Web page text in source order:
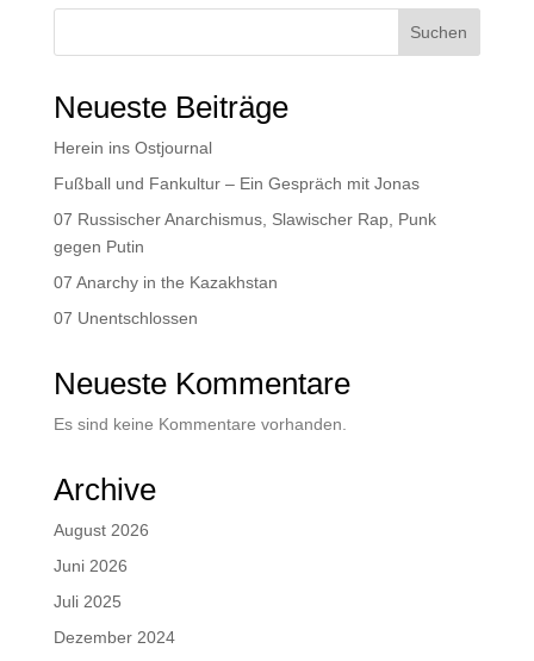
Suchen
Neueste Beiträge
Herein ins Ostjournal
Fußball und Fankultur – Ein Gespräch mit Jonas
07 Russischer Anarchismus, Slawischer Rap, Punk
gegen Putin
07 Anarchy in the Kazakhstan
07 Unentschlossen
Neueste Kommentare
Es sind keine Kommentare vorhanden.
Archive
August 2026
Juni 2026
Juli 2025
Dezember 2024